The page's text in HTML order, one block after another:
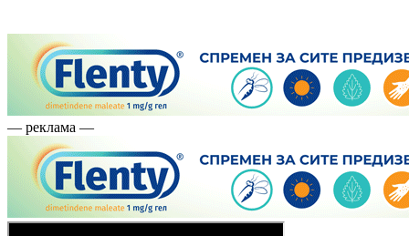
— реклама —